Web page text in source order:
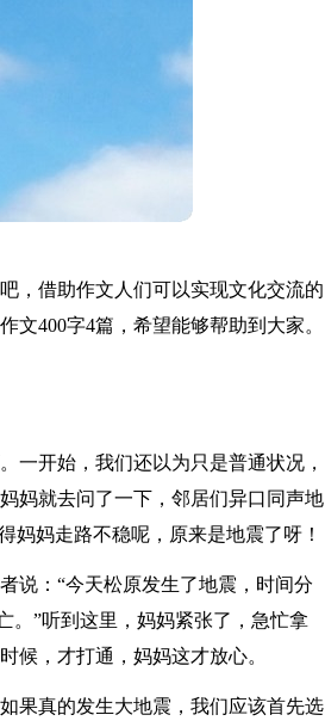
，借助作文人们可以实现文化交流的
文400字4篇，希望能够帮助到大家。
一开始，我们还以为只是普通状况，
妈就去问了一下，邻居们异口同声地
妈妈走路不稳呢，原来是地震了呀！
说：“今天松原发生了地震，时间分
。”听到这里，妈妈紧张了，急忙拿
候，才打通，妈妈这才放心。
果真的发生大地震，我们应该首先选